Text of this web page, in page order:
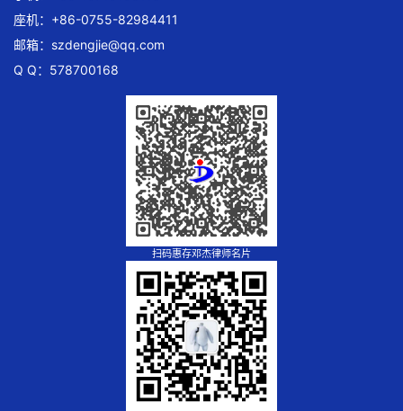
座机：+86-0755-82984411
邮箱： szdengjie@qq.com
Q Q：578700168
扫码惠存邓杰律师名片